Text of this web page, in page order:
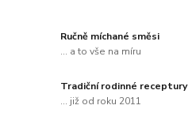
Ručně míchané směsi
... a to vše na míru
Tradiční rodinné receptury
... již od roku 2011